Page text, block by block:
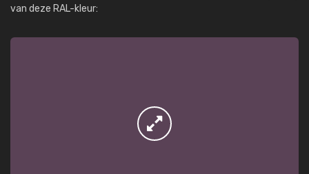
van deze RAL-kleur: